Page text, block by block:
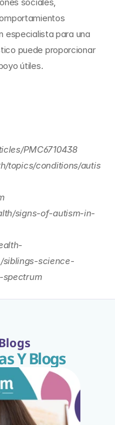
especialista para una
puede proporcionar
útiles.
PMC6710438
topics/conditions/autis
signs-of-autism-in-
siblings-science-
Y Blogs